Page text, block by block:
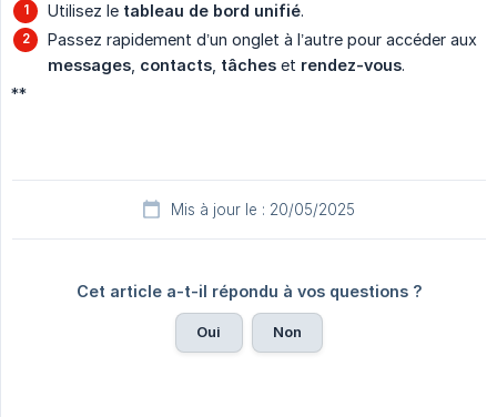
Utilisez le tableau de bord unifié.
Passez rapidement d’un onglet à l’autre pour accéder aux
messages contacts tâches et rendez-vous.
**
Mis à jour le : 20/05/2025
Cet article a-t-il répondu à vos questions ?
Oui Non